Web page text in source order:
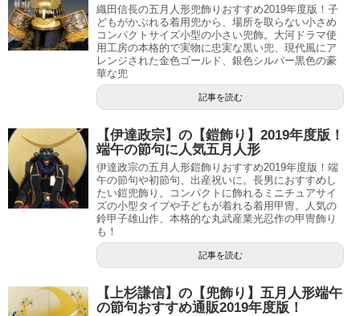
織田信長の五月人形兜飾りおすすめ2019年度版！子
どもがかぶれる着用兜から、場所を取らない小さめ
コンパクトサイズ小型の小さい兜飾。大河ドラマ使
用工房の本格的で実物に忠実な黒い兜、現代風にア
レンジされた金色ゴールド、銀色シルバー黒色の豪
華な兜
記事を読む
【伊達政宗】の【鎧飾り】2019年度版！
端午の節句に人気五月人形
伊達政宗の五月人形鎧飾りおすすめ2019年度版！端
午の節句や初節句、出産祝いに。長男におすすめし
たい鎧兜飾り。コンパクトに飾れるミニチュアサイ
ズの小型タイプや子どもが着れる着用甲冑。人気の
鈴甲子雄山作、本格的な丸武産業光忍作の甲冑飾り
も！
記事を読む
【上杉謙信】の【兜飾り】五月人形端午
の節句おすすめ通販2019年度版！